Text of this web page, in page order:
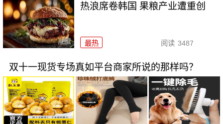
热浪席卷韩国 果粮产业遭重创
最热 阅读 3487
双十一现货专场真如平台商家所说的那样吗？